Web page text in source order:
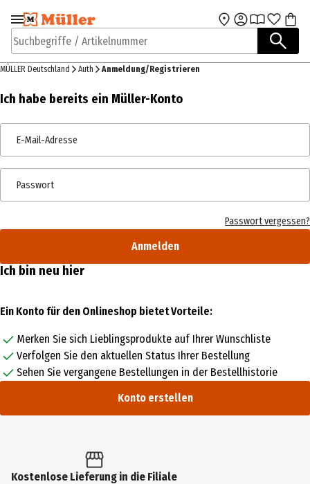
Zur Navigation
springen
Zum Hauptinhalt
Suchbegriffe / Artikelnummer
MÜLLER Deutschland Auth Anmeldung/Registrieren
Ich habe bereits ein Müller-Konto
E-Mail-Adresse
Passwort
Passwort vergessen?
Anmelden
Ich bin neu hier
Ein Konto für den Onlineshop bietet Vorteile:
Merken Sie sich Lieblingsprodukte auf Ihrer Wunschliste
Verfolgen Sie den aktuellen Status Ihrer Bestellung
Sehen Sie vergangene Bestellungen in der Bestellhistorie
Konto erstellen
Kostenlose Lieferung in die Filiale